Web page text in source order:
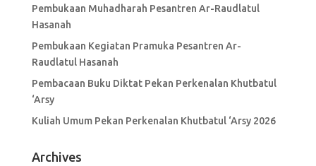
Pembukaan Muhadharah Pesantren Ar-Raudlatul
Hasanah
Pembukaan Kegiatan Pramuka Pesantren Ar-
Raudlatul Hasanah
Pembacaan Buku Diktat Pekan Perkenalan Khutbatul
‘Arsy
Kuliah Umum Pekan Perkenalan Khutbatul ‘Arsy 2026
Archives